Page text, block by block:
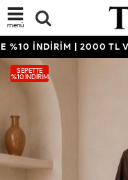
menü
İNDİRİM | 2000 TL VE
SEPETTE
%10 İNDIRIM